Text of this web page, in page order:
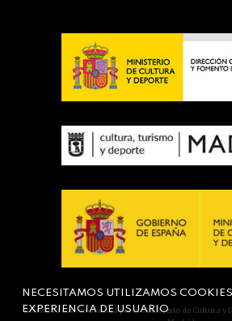
Actividad subvencionada por el Ministerio de Cultura y
NECESITAMOS UTILIZAMOS
EXPERIENCIA DE USUARIO